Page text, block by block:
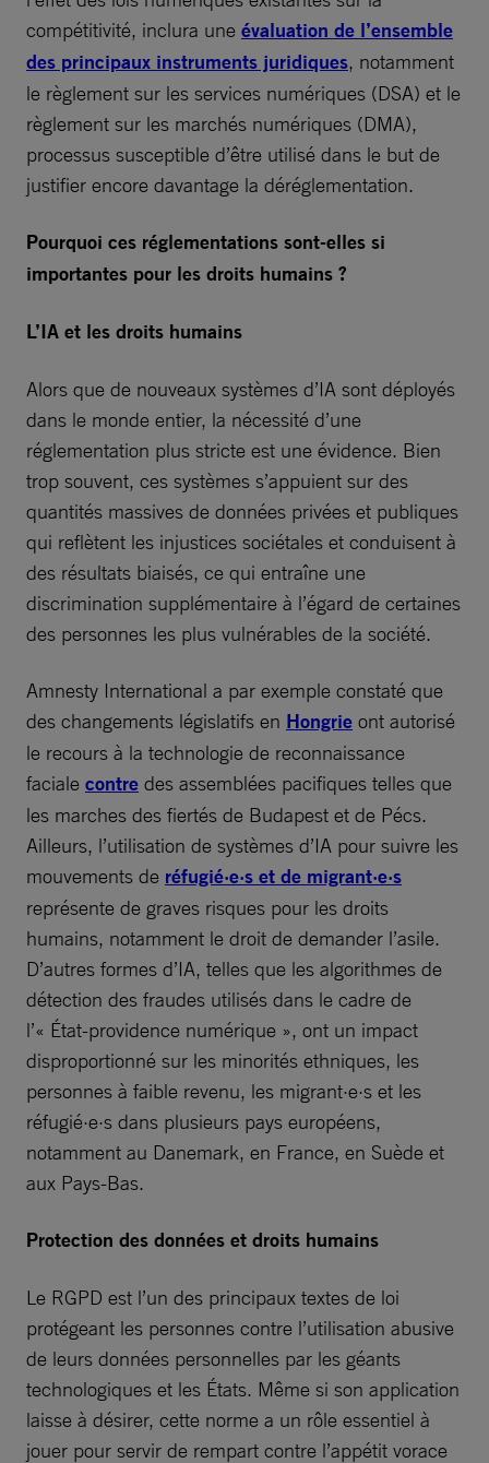
compétitivité, inclura une évaluation de l’ensemble
des principaux instruments juridiques, notamment
le règlement sur les services numériques (DSA) et le
règlement sur les marchés numériques (DMA),
processus susceptible d’être utilisé dans le but de
justifier encore davantage la déréglementation.
Pourquoi ces réglementations sont-elles si
importantes pour les droits humains ?
L’IA et les droits humains
Alors que de nouveaux systèmes d’IA sont déployés
dans le monde entier, la nécessité d’une
réglementation plus stricte est une évidence. Bien
trop souvent, ces systèmes s’appuient sur des
quantités massives de données privées et publiques
qui reflètent les injustices sociétales et conduisent à
des résultats biaisés, ce qui entraîne une
discrimination supplémentaire à l’égard de certaines
des personnes les plus vulnérables de la société.
Amnesty International a par exemple constaté que
des changements législatifs en Hongrie ont autorisé
le recours à la technologie de reconnaissance
faciale contre des assemblées pacifiques telles que
les marches des fiertés de Budapest et de Pécs.
Ailleurs, l’utilisation de systèmes d’IA pour suivre les
mouvements de réfugié·e·s et de migrant·e·s
représente de graves risques pour les droits
humains, notamment le droit de demander l’asile.
D’autres formes d’IA, telles que les algorithmes de
détection des fraudes utilisés dans le cadre de
l’« État-providence numérique », ont un impact
disproportionné sur les minorités ethniques, les
personnes à faible revenu, les migrant·e·s et les
réfugié·e·s dans plusieurs pays européens,
notamment au Danemark, en France, en Suède et
aux Pays-Bas.
Protection des données et droits humains
Le RGPD est l’un des principaux textes de loi
protégeant les personnes contre l’utilisation abusive
de leurs données personnelles par les géants
technologiques et les États. Même si son application
laisse à désirer, cette norme a un rôle essentiel à
jouer pour servir de rempart contre l’appétit vorace